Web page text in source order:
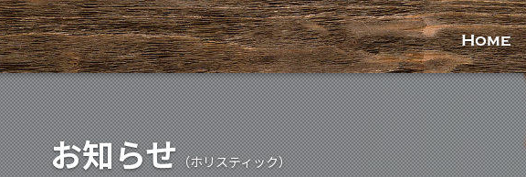
Home
お知らせ（ホリスティック）